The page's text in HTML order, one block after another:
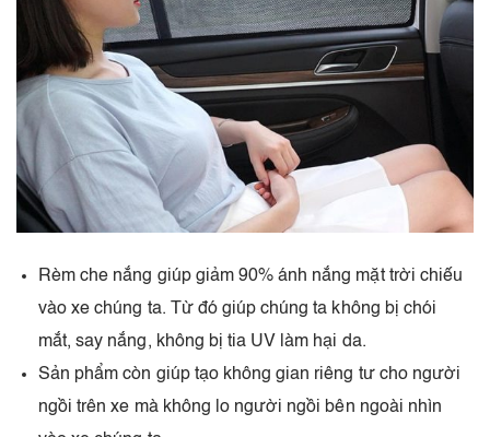
Rèm che nắng giúp giảm 90% ánh nắng mặt trời chiếu
vào xe chúng ta. Từ đó giúp chúng ta không bị chói
mắt, say nắng, không bị tia UV làm hại da.
Sản phẩm còn giúp tạo không gian riêng tư cho người
ngồi trên xe mà không lo người ngồi bên ngoài nhìn